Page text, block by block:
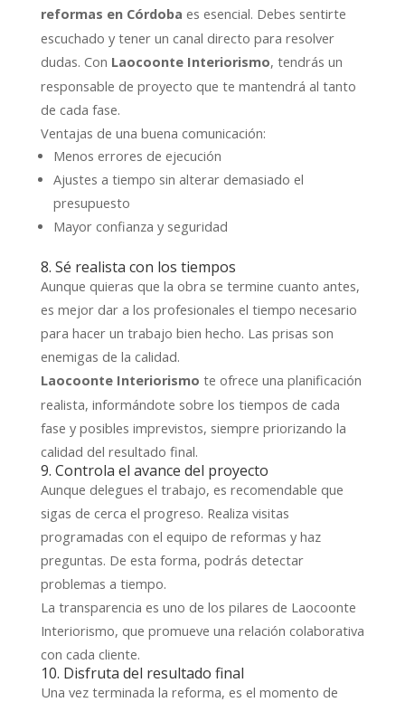
reformas en Córdoba es esencial. Debes sentirte
escuchado y tener un canal directo para resolver
dudas. Con Laocoonte Interiorismo, tendrás un
responsable de proyecto que te mantendrá al tanto
de cada fase.
Ventajas de una buena comunicación:
Menos errores de ejecución
Ajustes a tiempo sin alterar demasiado el
presupuesto
Mayor confianza y seguridad
8. Sé realista con los tiempos
Aunque quieras que la obra se termine cuanto antes,
es mejor dar a los profesionales el tiempo necesario
para hacer un trabajo bien hecho. Las prisas son
enemigas de la calidad.
Laocoonte Interiorismo te ofrece una planificación
realista, informándote sobre los tiempos de cada
fase y posibles imprevistos, siempre priorizando la
calidad del resultado final.
9. Controla el avance del proyecto
Aunque delegues el trabajo, es recomendable que
sigas de cerca el progreso. Realiza visitas
programadas con el equipo de reformas y haz
preguntas. De esta forma, podrás detectar
problemas a tiempo.
La transparencia es uno de los pilares de Laocoonte
Interiorismo, que promueve una relación colaborativa
con cada cliente.
10. Disfruta del resultado final
Una vez terminada la reforma, es el momento de